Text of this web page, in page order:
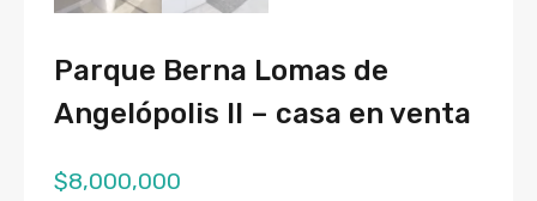
Parque Berna Lomas de
Angelópolis II – casa en venta
$8,000,000